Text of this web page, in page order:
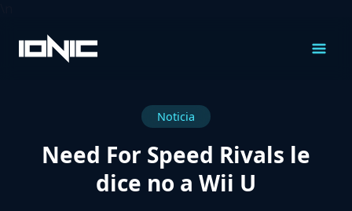
Contenido
Noticia
Need For Speed Rivals le
dice no a Wii U